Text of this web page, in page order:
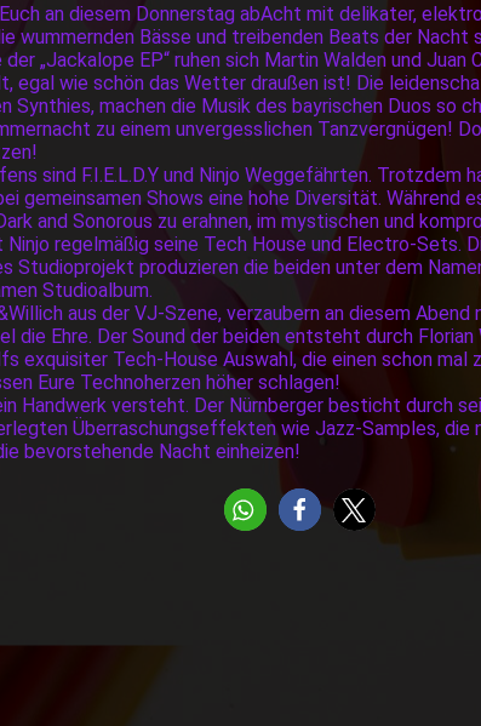
an diesem Donnerstag abAcht mit delikater,
wummernden Bässe und treibenden Beats der Nacht
„Jackalope EP“ ruhen sich Martin Walden und
egal wie schön das Wetter draußen ist! Die
Synthies, machen die Musik des bayrischen Duos so
zu einem unvergesslichen Tanzvergnügen!
sind F.I.E.L.D.Y und Ninjo Weggefährten. Trotzdem
gemeinsamen Shows eine hohe Diversität. Während
and Sonorous zu erahnen, im mystischen und
regelmäßig seine Tech House und Electro-Sets.
Studioprojekt produzieren die beiden unter dem
Studioalbum.
aus der VJ-Szene, verzaubern an diesem
Ehre. Der Sound der beiden entsteht durch Florian
exquisiter Tech-House Auswahl, die einen schon mal
Eure Technoherzen höher schlagen!
Handwerk versteht. Der Nürnberger besticht durch
Überraschungseffekten wie Jazz-Samples, die
bevorstehende Nacht einheizen!